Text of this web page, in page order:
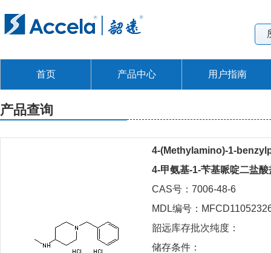
首页 产品中心 用户指南
产品查询
4-(Methylamino)-1-
4-甲氨基-1-苄基哌啶二盐酸
CAS号：7006-48-6
MDL编号：
韶远库存批次纯度：
储存条件：